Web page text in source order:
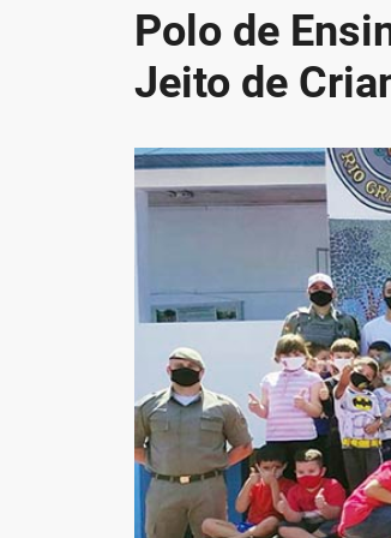
Polo de
Jeito de